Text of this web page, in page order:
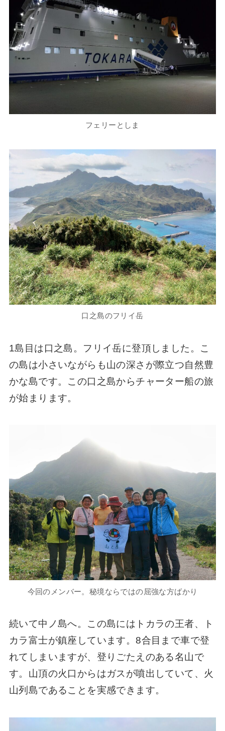
フェリーとしま
口之島のフリイ岳
1島目は口之島。フリイ岳に登頂しました。こ
の島は小さいながらも山の深さが際立つ自然豊
かな島です。この口之島からチャーター船の旅
が始まります。
今回のメンバー。秘境ならではの屈強な方ばかり
続いて中ノ島へ。この島にはトカラの王者、ト
カラ富士が鎮座しています。8合目まで車で登
れてしまいますが、登りごたえのある名山で
す。山頂の火口からはガスが噴出していて、火
山列島であることを実感できます。